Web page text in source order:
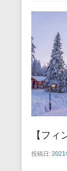
b
o
o
k
【フ
投稿日: 2021